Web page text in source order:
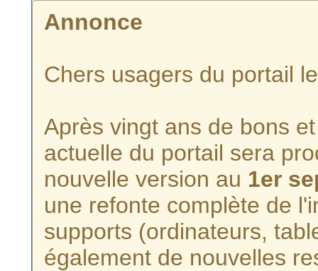
Annonce
Chers usagers du portail
Après vingt ans de bons
actuelle du portail sera
nouvelle version au 1er
une refonte complète de
supports (ordinateurs,
également de nouvelles